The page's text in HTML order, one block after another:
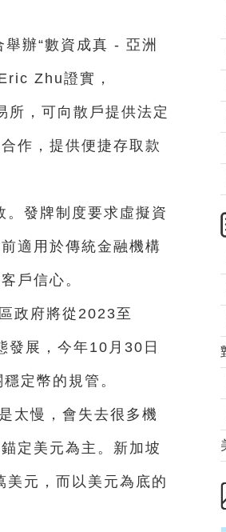
辦“數資成真 - 亞洲
Zhu證實，
，可向散戶提供法定
作，提供便捷存取款
發牌制度要求虛擬資
適用於傳統金融機構
戶信心。
政府將從2023至
展，今年10月30日
定幣的規管。
太慢，會失去很多機
定美元為主。新加坡
元，而以美元為底的